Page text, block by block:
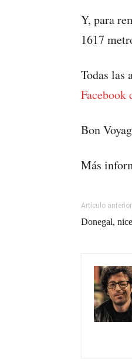
Y, para
1617
Todas las
Facebook
Bon
Más
Artículo anterior
Donegal,